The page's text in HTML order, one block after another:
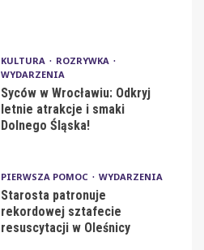
KULTURA
ROZRYWKA
WYDARZENIA
Syców w Wrocławiu: Odkryj
letnie atrakcje i smaki
Dolnego Śląska!
PIERWSZA POMOC WYDARZENIA
Starosta patronuje
rekordowej sztafecie
resuscytacji w Oleśnicy